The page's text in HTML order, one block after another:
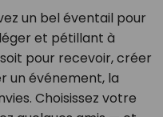
un bel éventail pour
et pétillant à
pour recevoir, créer
un événement, la
Choisissez votre